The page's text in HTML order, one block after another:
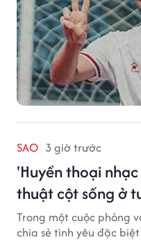
SAO 3 giờ trước
'Huyền thoại
thuật cột sống ở
Trong một cuộc phỏng
chia sẻ tình yêu đặc